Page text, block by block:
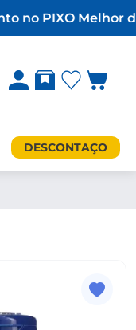
no PIXO Melhor
DESCONTAÇO